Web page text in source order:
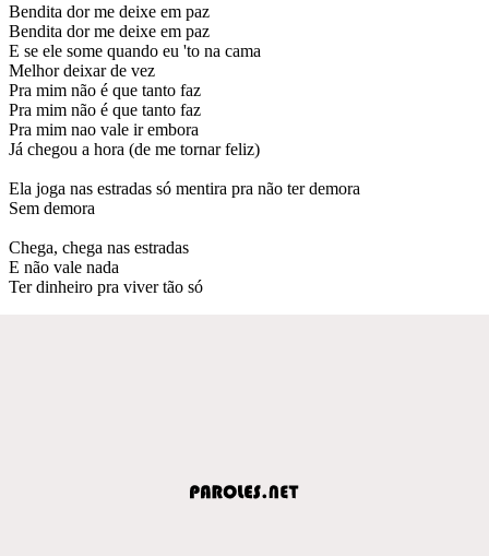
Bendita dor me deixe em paz
Bendita dor me deixe em paz
E se ele some quando eu 'to na cama
Melhor deixar de vez
Pra mim não é que tanto faz
Pra mim não é que tanto faz
Pra mim nao vale ir embora
Já chegou a hora (de me tornar feliz)
Ela joga nas estradas só mentira pra não ter demora
Sem demora
Chega, chega nas estradas
E não vale nada
Ter dinheiro pra viver tão só